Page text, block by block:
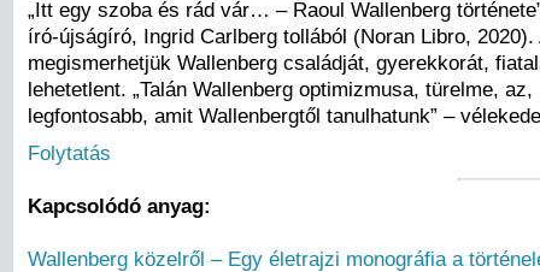
„Itt egy szoba és rád vár… – Raoul Wallenberg
író-újságíró, Ingrid Carlberg tollából (Noran Libro,
megismerhetjük Wallenberg családját, gyerekkorát,
lehetetlent. „Talán Wallenberg optimizmusa, türelme,
legfontosabb, amit Wallenbergtől tanulhatunk” –
Folytatás
Kapcsolódó anyag:
Wallenberg közelről – Egy életrajzi monográfia a